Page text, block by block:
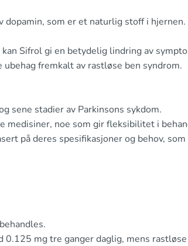
som er et naturlig stoff i hjernen.
Sifrol gi en betydelig lindring av
fremkalt av rastløse ben syndrom.
sene stadier av Parkinsons sykdom.
medisiner, noe som gir fleksibilitet i
på deres spesifikasjoner og behov, som
0.125 mg tre ganger daglig, mens